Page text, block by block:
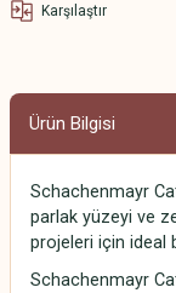
Karşılaştır
Ürün Bilgisi
Schachenmayr
parlak yüzeyi ve
projeleri için ideal
Schachenmayr